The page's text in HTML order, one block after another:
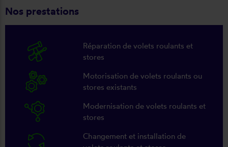
Nos prestations
Réparation de volets roulants et
stores
Motorisation de volets roulants ou
stores existants
Modernisation de volets roulants et
stores
Changement et installation de